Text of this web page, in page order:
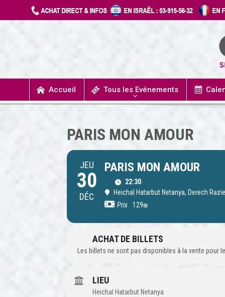
Accueil Tous les Evénements
PARIS MON AMOUR
JEU
30
DÉC
PARIS MON AMOUR
22:30
Heichal Hatarbut Netanya, Derech
Prix
129₪
ACHAT DE BILLETS
Les billets ne sont pas disponibles à la vente pour
LIEU
Heichal Hatarbut Netanya